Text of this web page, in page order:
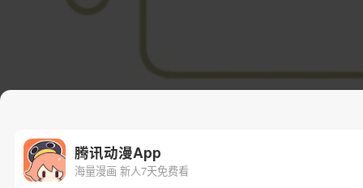
腾讯动漫App
海量漫画 新人7天免费看